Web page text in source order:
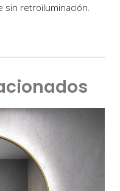
sin retroiluminación.